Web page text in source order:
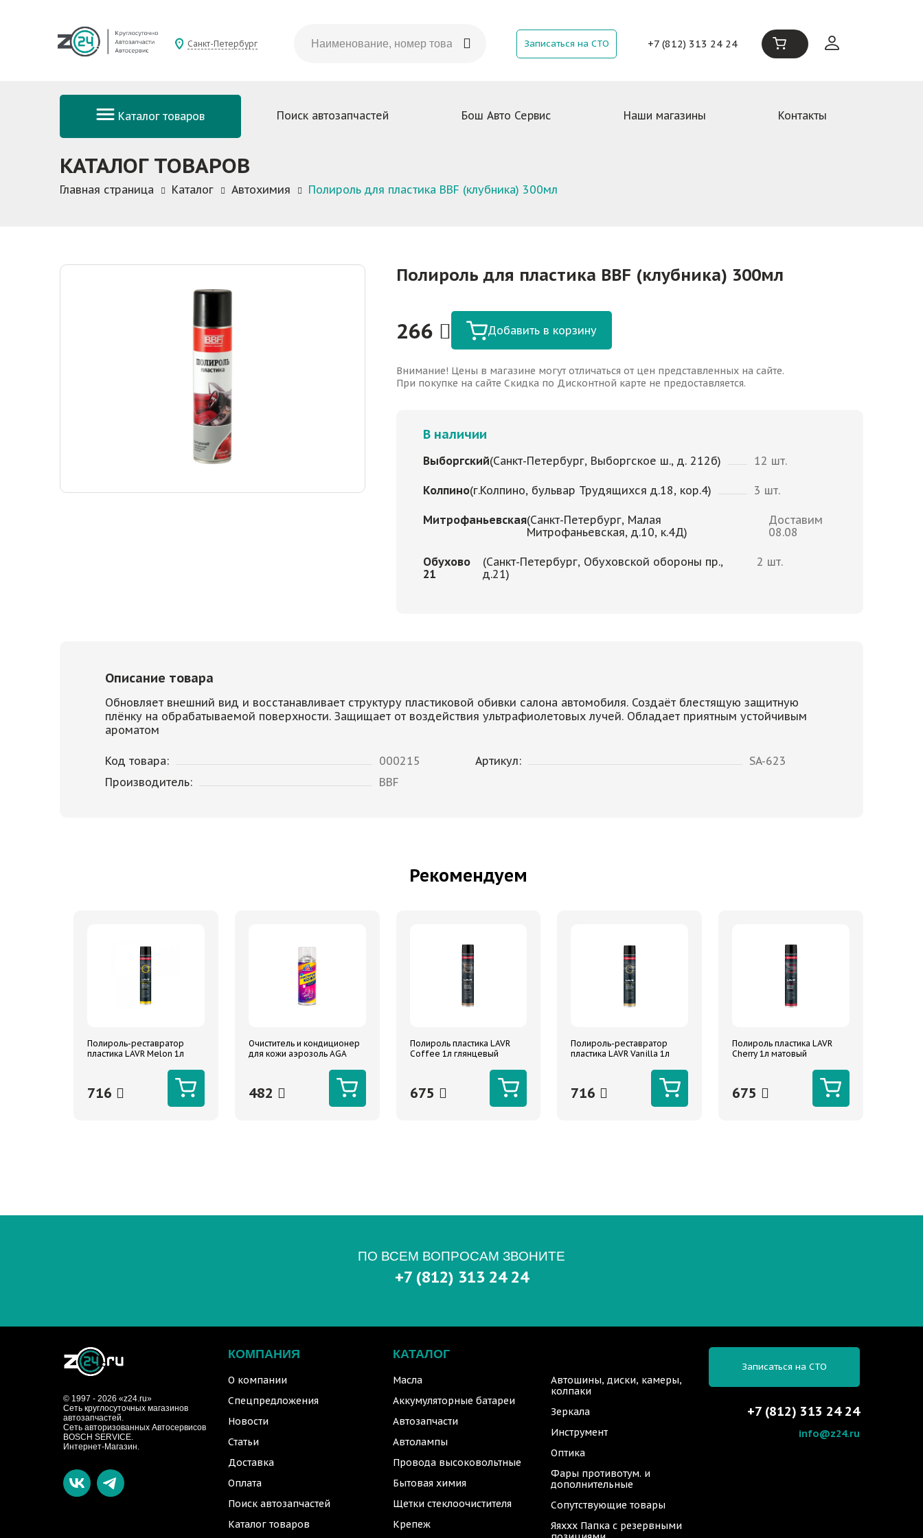
Санкт-Петербург Записаться на СТО +7 (812) 313 24 24
Каталог товаров Поиск автозапчастей Бош Авто Сервис Наши магазины Контакты
КАТАЛОГ ТОВАРОВ
Главная страница Каталог Автохимия Полироль для пластика BBF (клубника) 300мл
Полироль для пластика BBF (клубника) 300мл
266 Добавить в корзину
Внимание! Цены в магазине могут отличаться от цен представленных на сайте.
При покупке на сайте Скидка по Дисконтной карте не предоставляется.
В наличии
Выборгский(Санкт-Петербург, Выборгское ш., д. 212б) 12 шт.
Колпино(г.Колпино, бульвар Трудящихся д.18, кор.4) 3 шт.
Митрофаньевская(Санкт-Петербург, Малая
Митрофаньевская, д.10, к.4Д)
Доставим
08.08
Обухово
21
(Санкт-Петербург, Обуховской обороны пр.,
д.21)
2 шт.
Описание товара
Обновляет внешний вид и восстанавливает структуру пластиковой обивки салона автомобиля. Создаёт блестящую защитную
плёнку на обрабатываемой поверхности. Защищает от воздействия ультрафиолетовых лучей. Обладает приятным устойчивым
ароматом
Код товара:
000215
Производитель:
BBF
Артикул: SA-623
Рекомендуем
Полироль-реставратор
пластика LAVR Melon 1л
716
Очиститель и кондиционер
для кожи аэрозоль AGA
482
Полироль пластика LAVR
Coffee 1л глянцевый
675
Полироль-реставратор
пластика LAVR Vanilla 1л
716
Полироль пластика LAVR
Cherry 1л матовый
675
ПО ВСЕМ ВОПРОСАМ ЗВОНИТЕ
+7 (812) 313 24 24
© 1997 - 2026 «z24.ru»
Cеть круглосуточных магазинов
автозапчастей.
Сеть авторизованных Автосервисов
BOSCH SERVICE.
Интернет-Магазин.
КОМПАНИЯ
О компании
Спецпредложения
Новости
Статьи
Доставка
Оплата
Поиск автозапчастей
Каталог товаров
КАТАЛОГ
Масла
Аккумуляторные батареи
Автозапчасти
Автолампы
Провода высоковольтные
Бытовая химия
Щетки стеклоочистителя
Крепеж
Автошины, диски, камеры,
колпаки
Зеркала
Инструмент
Оптика
Фары противотум. и
дополнительные
Сопутствующие товары
Яяххх Папка с резервными
Записаться на СТО
+7 (812) 313 24 24
info@z24.ru